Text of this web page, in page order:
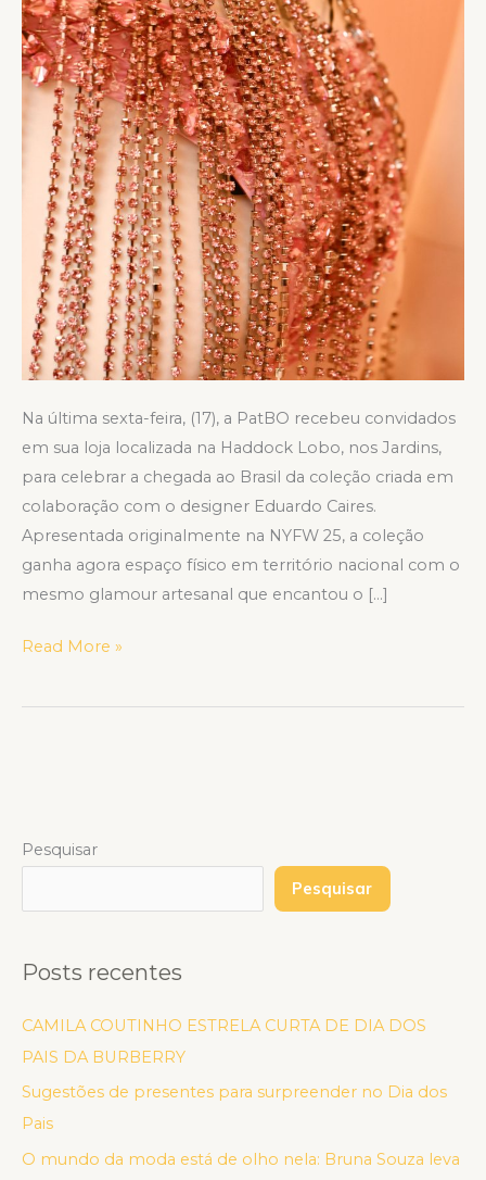
Na última sexta-feira, (17), a PatBO recebeu convidados
em sua loja localizada na Haddock Lobo, nos Jardins,
para celebrar a chegada ao Brasil da coleção criada em
colaboração com o designer Eduardo Caires.
Apresentada originalmente na NYFW 25, a coleção
ganha agora espaço físico em território nacional com o
mesmo glamour artesanal que encantou o […]
Read More »
Pesquisar
Pesquisar
Posts recentes
CAMILA COUTINHO ESTRELA CURTA DE DIA DOS
PAIS DA BURBERRY
Sugestões de presentes para surpreender no Dia dos
Pais
O mundo da moda está de olho nela: Bruna Souza leva